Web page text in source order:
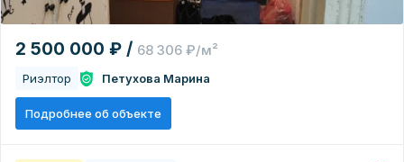
2 500 000 ₽ / 68 306 ₽/м²
Риэлтор Петухова Марина
Подробнее об объекте